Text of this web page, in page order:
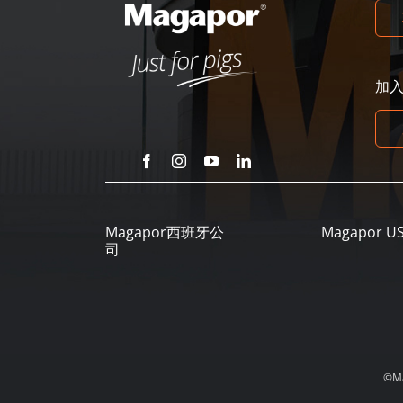
加
Magapor西班牙公
司
Magapor